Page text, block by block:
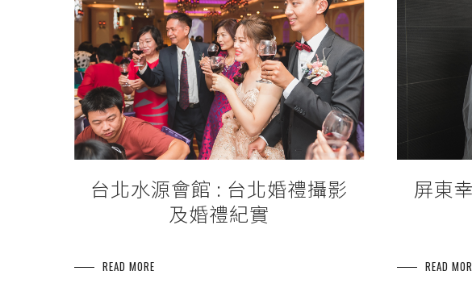
台北水源會館 : 台北婚禮攝影
及婚禮紀實
READ MORE
屏東
READ